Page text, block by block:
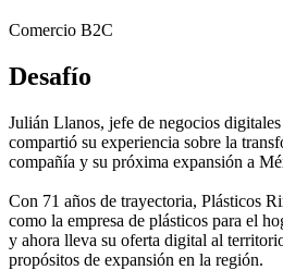
Comercio B2C
Desafío
Julián Llanos, jefe de negocios
compartió su experiencia sobre la
compañía y su próxima expansión a
Con 71 años de trayectoria, Plásticos
como la empresa de plásticos para el
y ahora lleva su oferta digital al
propósitos de expansión en la región.